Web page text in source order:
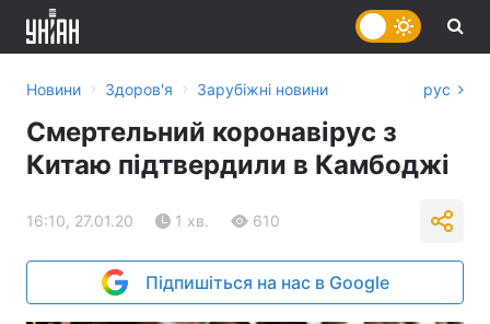
Новини › Здоров'я › Зарубіжні новини рус
Смертельний коронавірус з
Китаю підтвердили в Камбоджі
16:10, 27.01.20 1 хв. 610
Підпишіться на нас в Google